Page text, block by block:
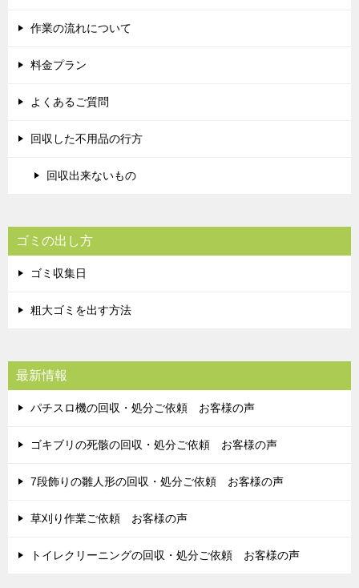
作業の流れについて
料金プラン
よくあるご質問
回収した不用品の行方
回収出来ないもの
ゴミの出し方
ゴミ収集日
粗大ゴミを出す方法
最新情報
パチスロ機の回収・処分ご依頼 お客様の声
ゴキブリの死骸の回収・処分ご依頼 お客様の声
7段飾りの雛人形の回収・処分ご依頼 お客様の声
草刈り作業ご依頼 お客様の声
トイレクリーニングの回収・処分ご依頼 お客様の声